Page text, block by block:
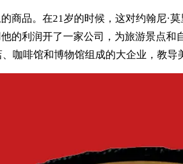
商品。在21岁的时候，这对约翰尼·
的利润开了一家公司，为旅游景点
咖啡馆和博物馆组成的大企业，教导